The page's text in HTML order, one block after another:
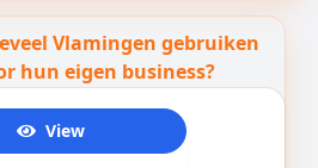
Vlamingen gebruiken
hun eigen business?
View